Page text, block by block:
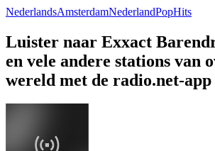
NederlandsAmsterdamNederlandPopHits
Luister naar Exxact
en vele andere stations van
wereld met de radio.net-app